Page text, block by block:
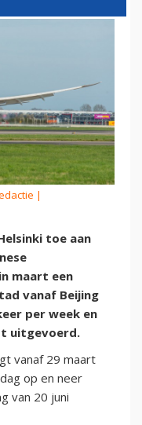
|
toe aan
maart een
vanaf Beijing
per week en
uitgevoerd.
vanaf 29 maart
op en neer
van 20 juni